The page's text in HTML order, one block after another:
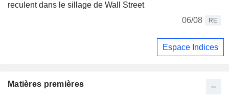
reculent dans le sillage de Wall Street
06/08
RE
Espace Indices
Matières premières